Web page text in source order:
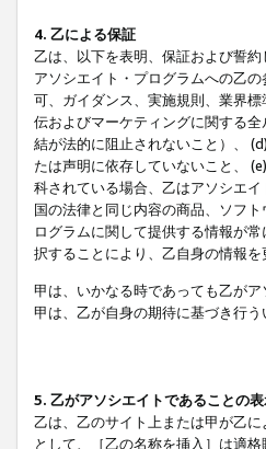
4. 乙による保証
乙は、以下を表明、保証および誓
アソシエイト・プログラムへの乙
可、ガイダンス、実施規則、業界
伝およびマーケティングに関する
結が法的に阻止されないこと）、
たは声明に依存していないこと、
科されている場合、乙はアソシエ
国の法律と同じ内容の商品、ソフ
ログラムに関して提供する情報が
択することにより、乙自身の情報を
甲は、いかなる時であっても乙が
甲は、乙が自身の期待に基づき行
5. 乙がアソシエイトであることの
乙は、乙のサイト上または甲が乙
として、［乙の名称を挿入］は適